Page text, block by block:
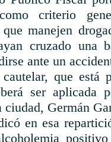
criterio
que manejen
cruzado una
ante un
que está
ser aplicada
ciudad, Germán
en esa